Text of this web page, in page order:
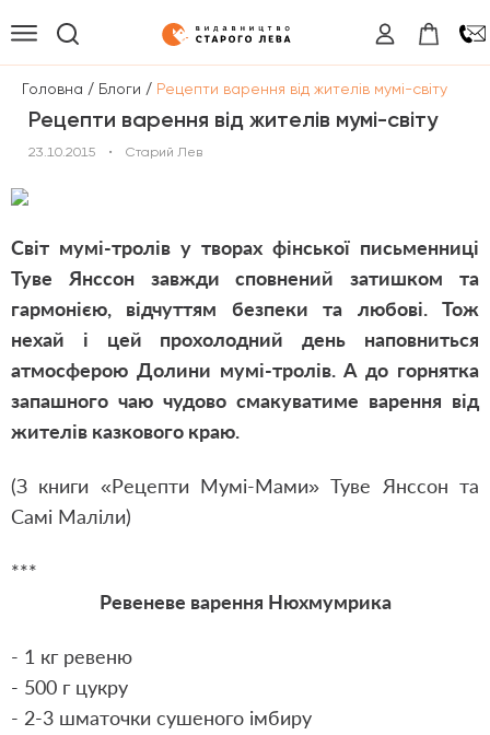
Головна / Блоги / Рецепти варення від жителів мумі-світу
Рецепти варення від жителів мумі-світу
23.10.2015 • Старий Лев
Світ мумі-тролів у творах фінської письменниці
Туве Янссон завжди сповнений затишком та
гармонією, відчуттям безпеки та любові. Тож
нехай і цей прохолодний день наповниться
атмосферою Долини мумі-тролів. А до горнятка
запашного чаю чудово смакуватиме варення від
жителів казкового краю.
(З книги «Рецепти Мумі-Мами» Туве Янссон та
Самі Маліли)
***
Ревеневе варення Нюхмумрика
- 1 кг ревеню
- 500 г цукру
- 2-3 шматочки сушеного імбиру